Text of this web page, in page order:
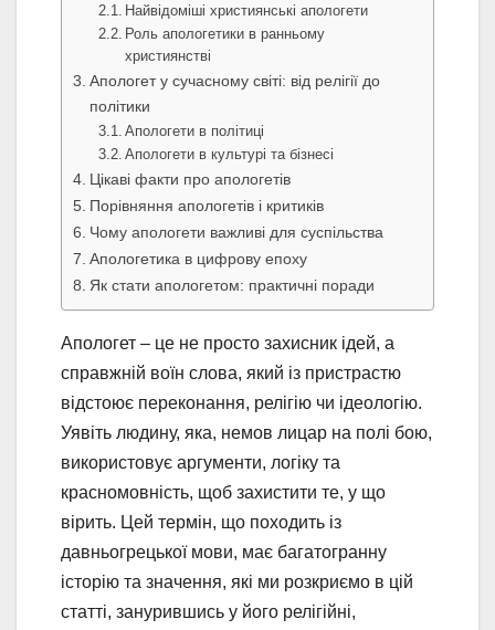
Найвідоміші християнські апологети
Роль апологетики в ранньому
християнстві
Апологет у сучасному світі: від релігії до
політики
Апологети в політиці
Апологети в культурі та бізнесі
Цікаві факти про апологетів
Порівняння апологетів і критиків
Чому апологети важливі для суспільства
Апологетика в цифрову епоху
Як стати апологетом: практичні поради
Апологет – це не просто захисник ідей, а
справжній воїн слова, який із пристрастю
відстоює переконання, релігію чи ідеологію.
Уявіть людину, яка, немов лицар на полі бою,
використовує аргументи, логіку та
красномовність, щоб захистити те, у що
вірить. Цей термін, що походить із
давньогрецької мови, має багатогранну
історію та значення, які ми розкриємо в цій
статті, занурившись у його релігійні,